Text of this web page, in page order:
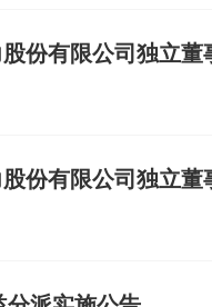
用端反复走强，传智教
云科技涨幅靠前。消
将于今年10月正式开班。
份有限公司独立
份有限公司独立